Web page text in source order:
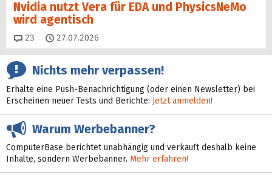
Nvidia nutzt Vera für EDA und PhysicsNeMo
wird agentisch
23 Kommentare
27.07.2026
Nichts mehr verpassen!
Erhalte eine Push-Benachrichtigung (oder einen Newsletter) bei
Erscheinen neuer Tests und Berichte: Jetzt anmelden!
Warum Werbebanner?
ComputerBase berichtet unabhängig und verkauft deshalb keine
Inhalte, sondern Werbebanner. Mehr erfahren!